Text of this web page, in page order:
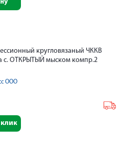
кругловязаный ЧККВ
с. ОТКРЫТЫЙ мыском компр.2
ООО